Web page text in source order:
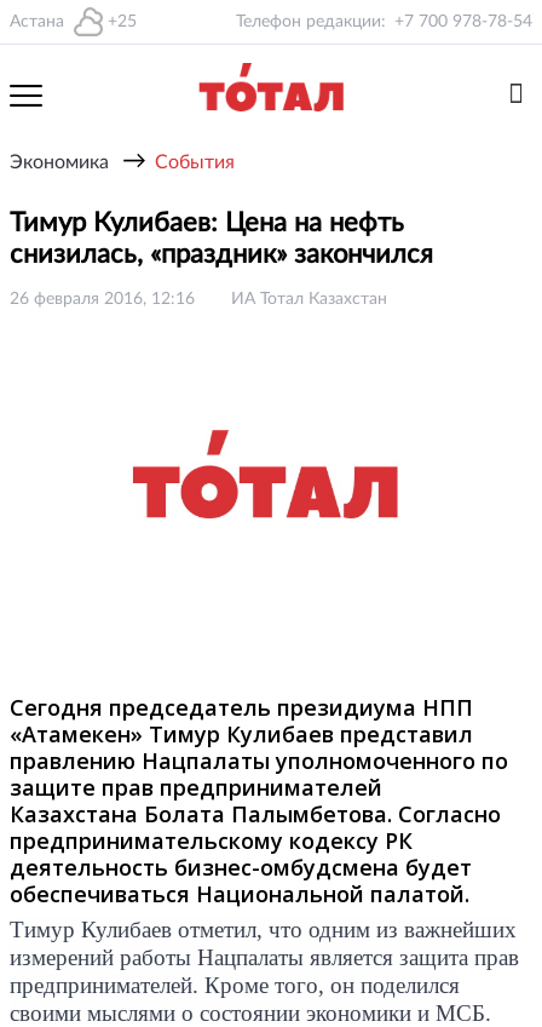
Астана +25 Телефон редакции: +7 700 978-78-54
Экономика → События
Тимур Кулибаев: Цена на нефть
снизилась, «праздник» закончился
26 февраля 2016, 12:16 ИА Тотал Казахстан
Сегодня председатель президиума НПП
«Атамекен» Тимур Кулибаев представил
правлению Нацпалаты уполномоченного по
защите прав предпринимателей
Казахстана Болата Палымбетова. Согласно
предпринимательскому кодексу РК
деятельность бизнес-омбудсмена будет
обеспечиваться Национальной палатой.
Тимур Кулибаев отметил, что одним из важнейших
измерений работы Нацпалаты является защита прав
предпринимателей. Кроме того, он поделился
своими мыслями о состоянии экономики и МСБ.